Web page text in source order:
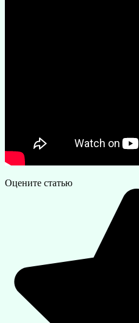
Оцените статью